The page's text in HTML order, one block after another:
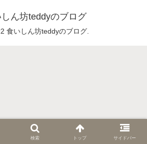
ん坊teddyのブログ
食いしん坊teddyのブログ.
検索 トップ サイドバー